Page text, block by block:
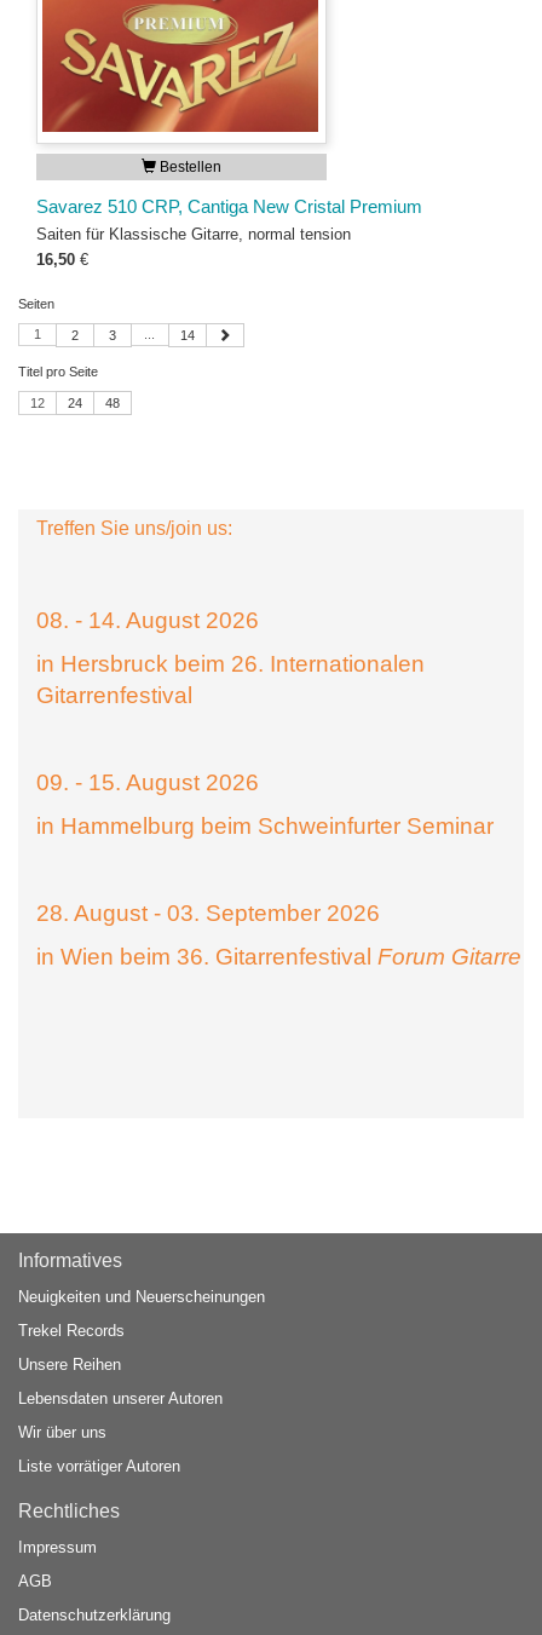
Bestellen
Savarez 510 CRP, Cantiga New Cristal Premium
Saiten für Klassische Gitarre, normal tension
16,50 €
Seiten
1 2 3 ... 14
Titel pro Seite
12 24 48
Treffen Sie uns/join us:
08. - 14. August 2026
in Hersbruck beim 26. Internationalen
Gitarrenfestival
09. - 15. August 2026
in Hammelburg beim Schweinfurter Seminar
28. August - 03. September 2026
in Wien beim 36. Gitarrenfestival Forum Gitarre
Informatives
Neuigkeiten und Neuerscheinungen
Trekel Records
Unsere Reihen
Lebensdaten unserer Autoren
Wir über uns
Liste vorrätiger Autoren
Rechtliches
Impressum
AGB
Datenschutzerklärung